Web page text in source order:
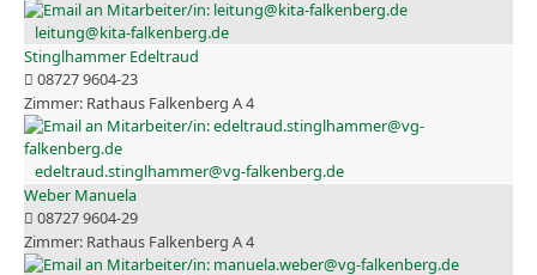
leitung@kita-falkenberg.de
Stinglhammer Edeltraud
08727 9604-23
Rathaus Falkenberg A 4
edeltraud.stinglhammer@vg-falkenberg.de
Weber Manuela
08727 9604-29
Rathaus Falkenberg A 4